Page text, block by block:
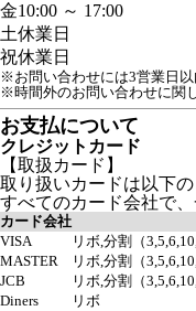
金10:00 ～ 17:00
土休業日
祝休業日
※お問い合わせには3営業日以
※時間外のお問い合わせに関
お支払について
クレジットカード
【取扱カード】
取り扱いカードは以下の
すべてのカード会社で
カード会社
VISA
リボ,分割（
MASTER
リボ,分割（
JCB
リボ,分割（
Diners
リボ